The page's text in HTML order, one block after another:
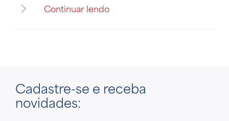
Continuar lendo
Cadastre-se e receba
novidades: